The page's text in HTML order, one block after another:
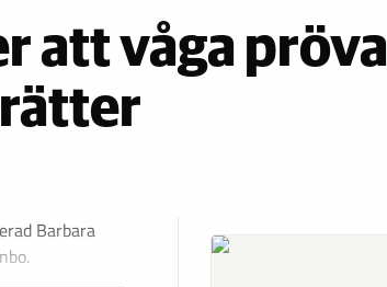
att våga pröva
Barbara